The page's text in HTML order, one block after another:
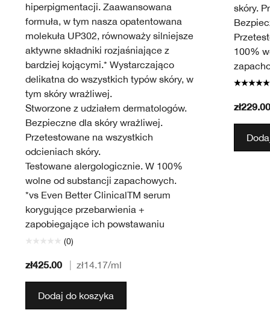
hiperpigmentacji. Zaawansowana
formuła, w tym nasza opatentowana
molekuła UP302, równoważy silniejsze
aktywne składniki rozjaśniające z
bardziej kojącymi.* Wystarczająco
delikatna do wszystkich typów skóry, w
tym skóry wrażliwej.
Stworzone z udziałem dermatologów.
Bezpieczne dla skóry wrażliwej.
Przetestowane na wszystkich
odcieniach skóry.
Testowane alergologicznie. W 100%
wolne od substancji zapachowych.
*vs Even Better ClinicalTM serum
korygujące przebarwienia +
zapobiegające ich powstawaniu
(0)
zł425.00 zł14.17/ml
Dodaj do koszyka
skóry.
100%
zł229.00